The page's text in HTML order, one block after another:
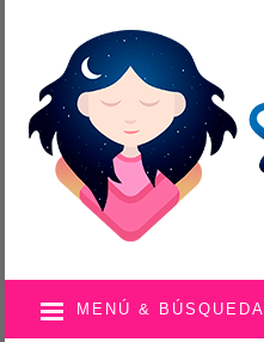
MENÚ & BÚSQUEDA